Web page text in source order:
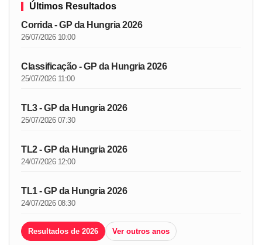
Últimos Resultados
Corrida - GP da Hungria 2026
26/07/2026 10:00
Classificação - GP da Hungria 2026
25/07/2026 11:00
TL3 - GP da Hungria 2026
25/07/2026 07:30
TL2 - GP da Hungria 2026
24/07/2026 12:00
TL1 - GP da Hungria 2026
24/07/2026 08:30
Resultados de 2026 Ver outros anos